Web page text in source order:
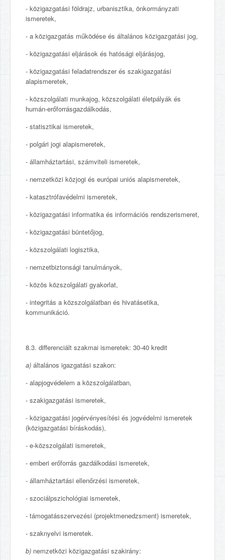
- közigazgatási földrajz, urbanisztika, önkormányzati
ismeretek,
- a közigazgatás működése és általános közigazgatási jog,
- közigazgatási eljárások és hatósági eljárásjog,
- közigazgatási feladatrendszer és szakigazgatási
alapismeretek,
- közszolgálati munkajog, közszolgálati életpályák és
humán-erőforrásgazdálkodás,
- statisztikai ismeretek,
- polgári jogi alapismeretek,
- államháztartási, számviteli ismeretek,
- nemzetközi közjogi és európai uniós alapismeretek,
- katasztrófavédelmi ismeretek,
- közigazgatási informatika és információs rendszerismeret,
- közigazgatási büntetőjog,
- közszolgálati logisztika,
- nemzetbiztonsági tanulmányok,
- közös közszolgálati gyakorlat,
- integritás a közszolgálatban és hivatásetika,
kommunikáció.
8.3. differenciált szakmai ismeretek: 30-40 kredit
a) általános igazgatási szakon:
- alapjogvédelem a közszolgálatban,
- szakigazgatási ismeretek,
- közigazgatási jogérvényesítési és jogvédelmi ismeretek
(közigazgatási bíráskodás),
- e-közszolgálati ismeretek,
- emberi erőforrás gazdálkodási ismeretek,
- államháztartási ellenőrzési ismeretek,
- szociálpszichológiai ismeretek,
- támogatásszervezési (projektmenedzsment) ismeretek,
- szaknyelvi ismeretek.
b) nemzetközi közigazgatási szakirány: